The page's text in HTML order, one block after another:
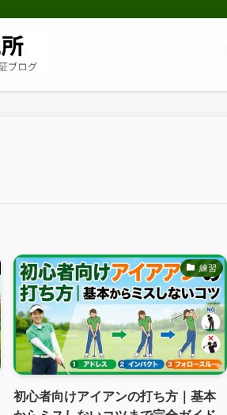
練習
初心者向けアイアンの打ち方｜基本